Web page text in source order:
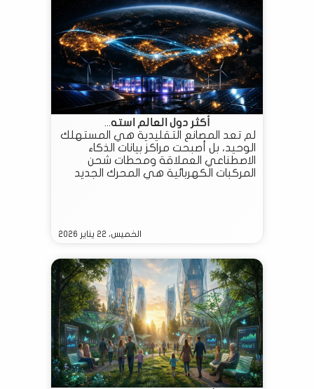
أكثر دول العالم استه...
لم تعد المصانع التقليدية هي المستهلك
الوحيد، بل أصبحت مراكز بيانات الذكاء
الاصطناعي العملاقة ومحطات شحن
المركبات الكهربائية هي المحرك الجديد
الخميس، ٢٢ يناير ٢٠٢٦